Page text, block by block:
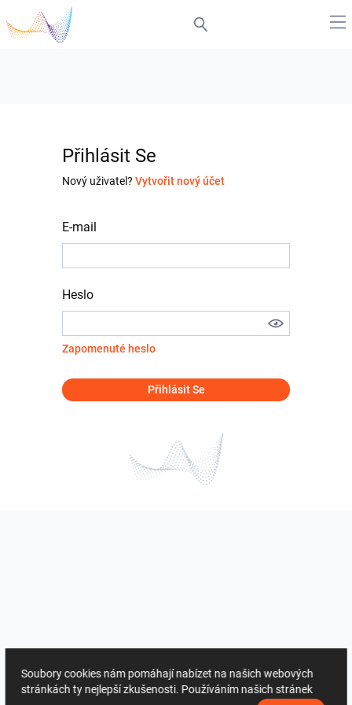
Přihlásit Se
Nový uživatel? Vytvořit nový účet
E-mail
Heslo
Zapomenuté heslo
Přihlásit Se
Soubory cookies nám pomáhají nabízet na našich webových
stránkách ty nejlepší zkušenosti. Používáním našich stránek